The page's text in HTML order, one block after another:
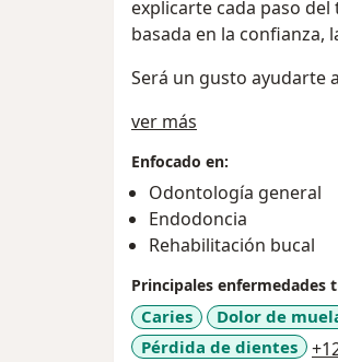
explicarte cada paso
basada en la confianza,
Será un gusto ayudarte
ver más
Enfocado en:
Odontología general
Endodoncia
Rehabilitación bucal
Principales enfermedades
Caries Dolor de
Pérdida de dientes